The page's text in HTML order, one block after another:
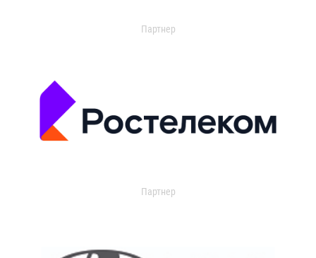
Партнер
Партнер